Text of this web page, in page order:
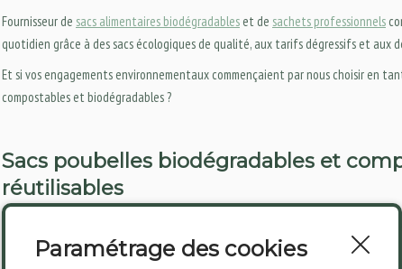
Fournisseur de sacs alimentaires biodégradables et de sachets professionnels
quotidien grâce à des sacs écologiques de qualité, aux tarifs dégressifs et aux
Et si vos engagements environnementaux commençaient par nous choisir en
compostables et biodégradables ?
Sacs poubelles biodégradables et
réutilisables
s de qualité
nombreux avantages pour votre commerce de bouche :
Paramétrage des cookies